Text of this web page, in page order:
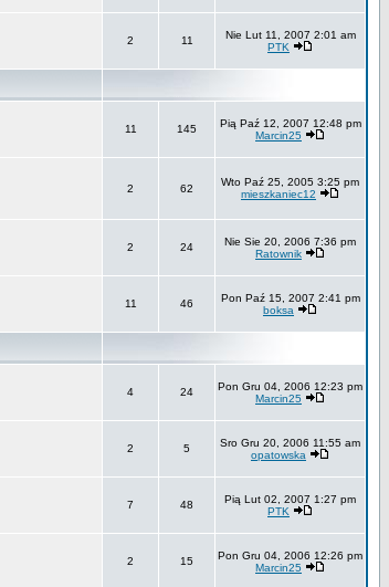
2 11
Nie Lut 11, 2007 2:01 am
PTK
11 145
Pią Paź 12, 2007 12:48 pm
Marcin25
2 62
Wto Paź 25, 2005 3:25 pm
mieszkaniec12
2 24
Nie Sie 20, 2006 7:36 pm
Ratownik
11 46
Pon Paź 15, 2007 2:41 pm
boksa
4 24
Pon Gru 04, 2006 12:23 pm
Marcin25
2 5
Sro Gru 20, 2006 11:55 am
opatowska
7 48
Pią Lut 02, 2007 1:27 pm
PTK
2 15
Pon Gru 04, 2006 12:26 pm
Marcin25